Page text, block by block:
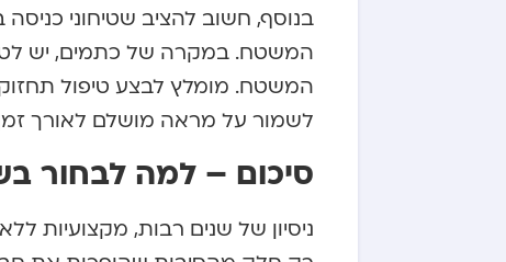
בנוסף, חשוב להציב שטיחוני
המשטח. במקרה של כתמים, יש
המשטח. מומלץ לבצע טיפול
לשמור על מראה מושלם לאורך
סיכום – למה לבחור
ניסיון של שנים רבות, מקצועיות